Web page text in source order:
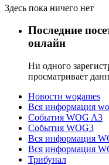
Здесь пока ничего нет
Последние
онлайн
Ни одного
просматривает
Новости wogames
Вся информация
События WOG A3
События WOG3
Вся информация
Вся информация
Трибунал